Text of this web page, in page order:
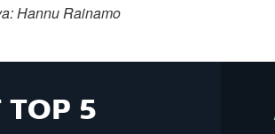
Hannu Rainamo
TOP 5